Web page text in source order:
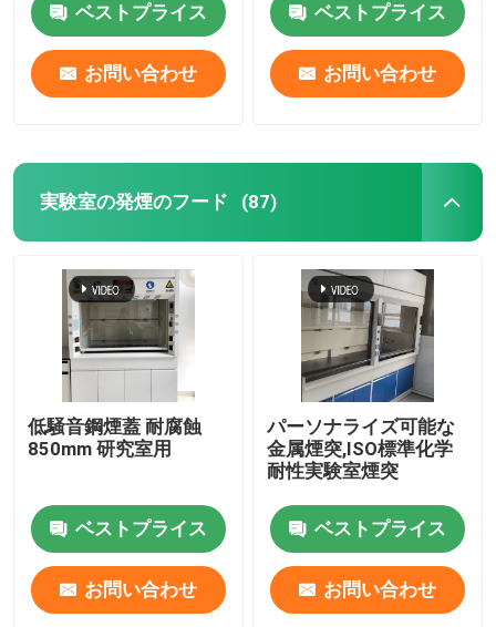
ベストプライス
お問い合わせ
ベストプライス
お問い合わせ
実験室の発煙のフード (87)
低騒音鋼煙蓋 耐腐蝕
850mm 研究室用
ベストプライス
お問い合わせ
パーソナライズ可能な
金属煙突,ISO標準化学
耐性実験室煙突
ベストプライス
お問い合わせ